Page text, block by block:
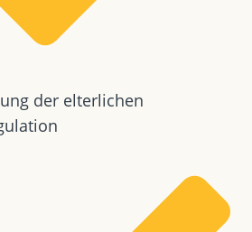
der elterlichen